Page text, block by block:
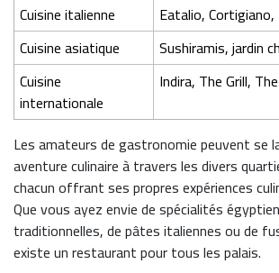
Cuisine italienne
Eatalio,
Cuisine asiatique
Sushiramis, jardin
Cuisine
internationale
Indira, The Grill,
Les amateurs de gastronomie peuvent se
aventure culinaire à travers les divers
chacun offrant ses propres expériences
Que vous ayez envie de spécialités
traditionnelles, de pâtes italiennes ou de
existe un restaurant pour tous les palais.